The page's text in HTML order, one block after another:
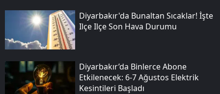
Diyarbakır'da Bunaltan Sıcaklar! İşte
Ilçe Ilçe Son Hava Durumu
Diyarbakır’da Binlerce Abone
Etkilenecek: 6-7 Ağustos Elektrik
Kesintileri Başladı